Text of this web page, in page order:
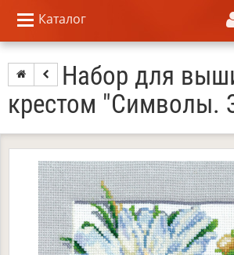
Каталог
Набор для
крестом "Символы.